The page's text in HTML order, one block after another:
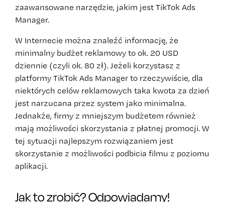
zaawansowane narzędzie, jakim jest TikTok Ads
Manager.
W Internecie można znaleźć informację, że
minimalny budżet reklamowy to ok. 20 USD
dziennie (czyli ok. 80 zł). Jeżeli korzystasz z
platformy TikTok Ads Manager to rzeczywiście, dla
niektórych celów reklamowych taka kwota za dzień
jest narzucana przez system jako minimalna.
Jednakże, firmy z mniejszym budżetem również
mają możliwości skorzystania z płatnej promocji. W
tej sytuacji najlepszym rozwiązaniem jest
skorzystanie z możliwości podbicia filmu z poziomu
aplikacji.
Jak to zrobić? Odpowiadamy!